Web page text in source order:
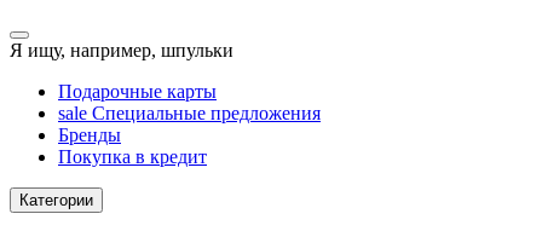
Я ищу, например, шпульки
Подарочные карты
sale Специальные предложения
Бренды
Покупка в кредит
Категории